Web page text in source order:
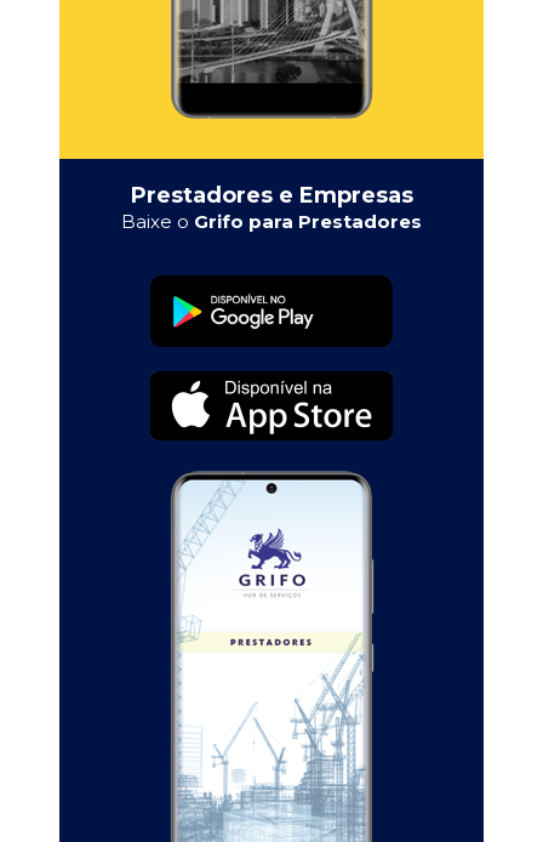
Prestadores e Empresas
Baixe o Grifo para Prestadores